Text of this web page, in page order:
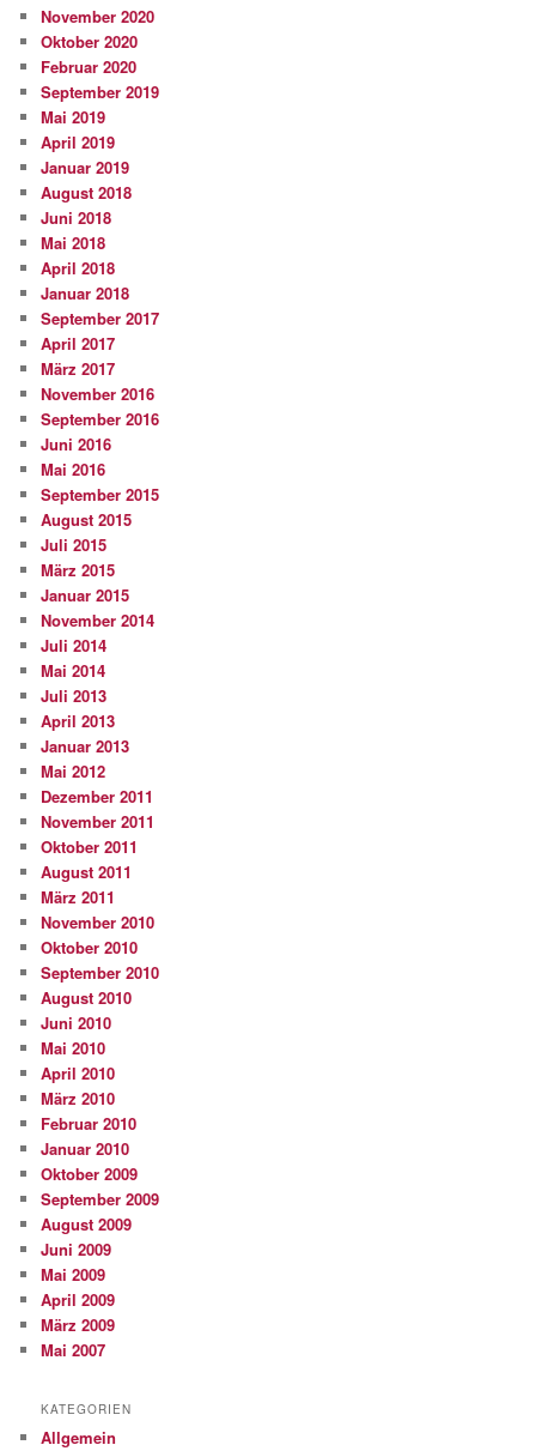
November 2020
Oktober 2020
Februar 2020
September 2019
Mai 2019
April 2019
Januar 2019
August 2018
Juni 2018
Mai 2018
April 2018
Januar 2018
September 2017
April 2017
März 2017
November 2016
September 2016
Juni 2016
Mai 2016
September 2015
August 2015
Juli 2015
März 2015
Januar 2015
November 2014
Juli 2014
Mai 2014
Juli 2013
April 2013
Januar 2013
Mai 2012
Dezember 2011
November 2011
Oktober 2011
August 2011
März 2011
November 2010
Oktober 2010
September 2010
August 2010
Juni 2010
Mai 2010
April 2010
März 2010
Februar 2010
Januar 2010
Oktober 2009
September 2009
August 2009
Juni 2009
Mai 2009
April 2009
März 2009
Mai 2007
KATEGORIEN
Allgemein